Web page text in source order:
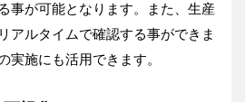
事が可能となります。また、生産
アルタイムで確認する事ができま
実施にも活用できます。